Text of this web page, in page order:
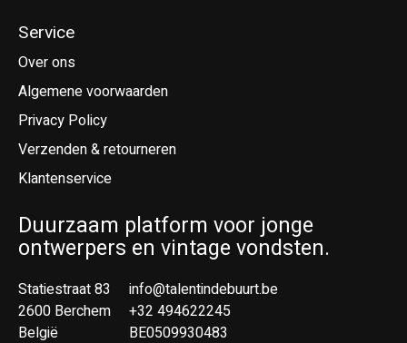
Service
Over ons
Algemene voorwaarden
Privacy Policy
Verzenden & retourneren
Klantenservice
Duurzaam platform voor jonge
ontwerpers en vintage vondsten.
Statiestraat 83
2600 Berchem
België
info@talentindebuurt.be
+32 494622245
BE0509930483